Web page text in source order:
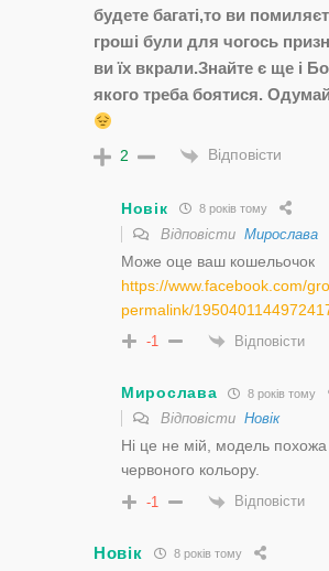
будете багаті,то ви
гроші були для чогось
ви їх вкрали.Знайте є ще і
якого треба боятися.
2 Відповісти
Новік 8 років тому
Відповісти Мирослава
Може оце ваш кошельочок
https://www.facebook.com/
permalink/
-1 Відповісти
Мирослава 8 років тому
Відповісти Новік
Ні це не мій, модель
червоного кольору.
-1 Відповісти
Новік 8 років тому